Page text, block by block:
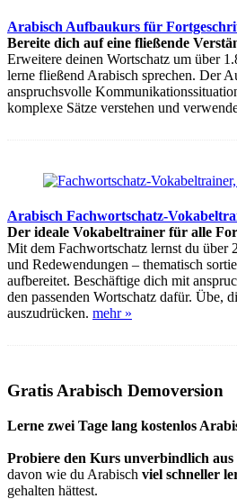
Arabisch Aufbaukurs für
Bereite dich auf eine fließende
Erweitere deinen Wortschatz um über
lerne fließend Arabisch sprechen. Der
anspruchsvolle
komplexe Sätze verstehen und
Arabisch Fachwortschatz-
Der ideale Vokabeltrainer für alle
Mit dem Fachwortschatz lernst du über
und Redewendungen – thematisch
aufbereitet. Beschäftige dich mit
den passenden Wortschatz dafür. Übe,
auszudrücken. mehr »
Gratis Arabisch Demoversion
Lerne zwei Tage lang kostenlos
Probiere den Kurs unverbindlich aus
davon wie du Arabisch viel schneller
gehalten hättest.